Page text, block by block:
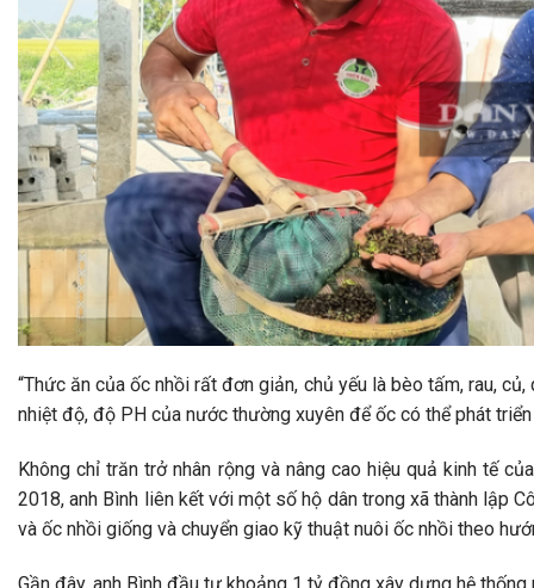
“Thức ăn của ốc nhồi rất đơn giản, chủ yếu là bèo tấm, rau,
nhiệt độ, độ PH của nước thường xuyên để ốc có thể phát triển
Không chỉ trăn trở nhân rộng và nâng cao hiệu quả kinh tế
2018, anh Bình liên kết với một số hộ dân trong xã thành lập
và ốc nhồi giống và chuyển giao kỹ thuật nuôi ốc nhồi theo